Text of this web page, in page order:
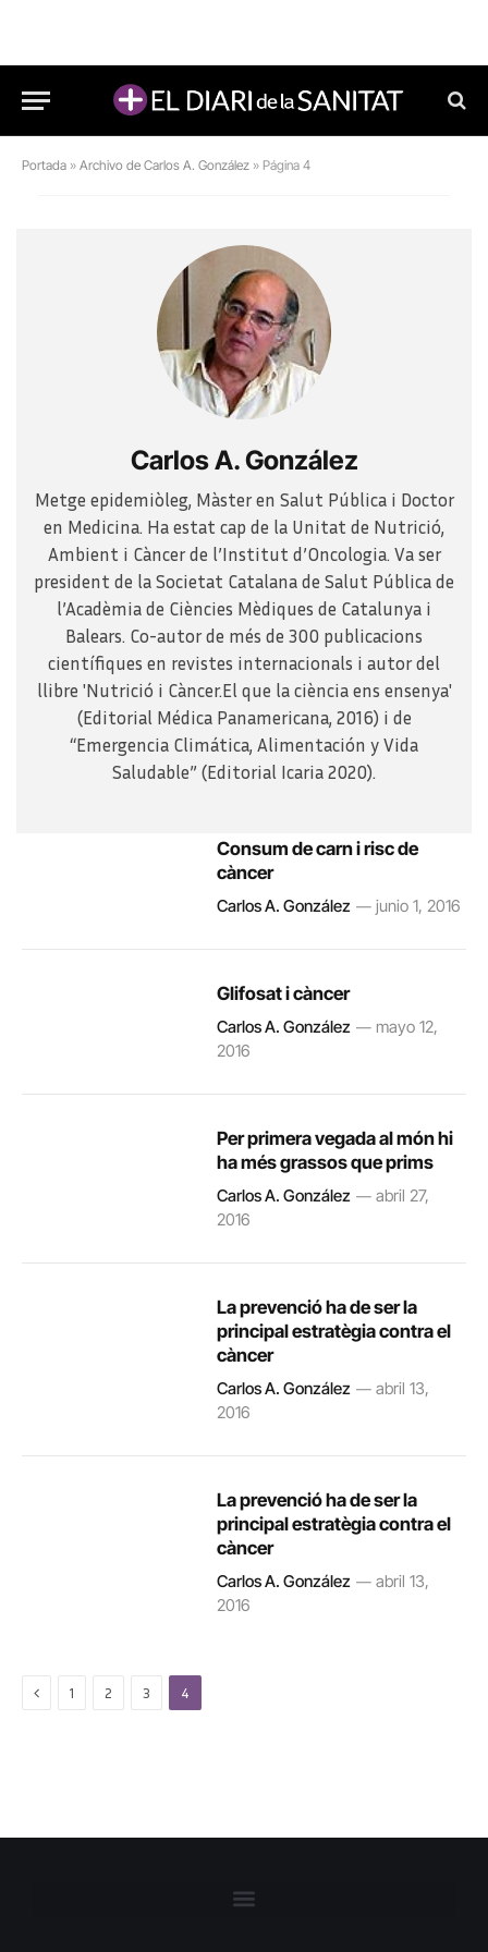
Portada » Archivo de Carlos A. González » Página 4
Carlos A. González
Metge epidemiòleg, Màster en Salut Pública i Doctor
en Medicina. Ha estat cap de la Unitat de Nutrició,
Ambient i Càncer de l’Institut d’Oncologia. Va ser
president de la Societat Catalana de Salut Pública de
l’Acadèmia de Ciències Mèdiques de Catalunya i
Balears. Co-autor de més de 300 publicacions
científiques en revistes internacionals i autor del
llibre 'Nutrició i Càncer.El que la ciència ens ensenya'
(Editorial Médica Panamericana, 2016) i de
“Emergencia Climática, Alimentación y Vida
Saludable” (Editorial Icaria 2020).
Consum de carn i risc de
càncer
Carlos A. González junio 1, 2016
Glifosat i càncer
Carlos A. González
mayo 12,
2016
Per primera vegada al món hi
ha més grassos que prims
Carlos A. González
abril 27,
2016
La prevenció ha de ser la
principal estratègia contra el
càncer
Carlos A. González
abril 13,
2016
La prevenció ha de ser la
principal estratègia contra el
càncer
Carlos A. González
abril 13,
2016
Previous
1 2 3 4